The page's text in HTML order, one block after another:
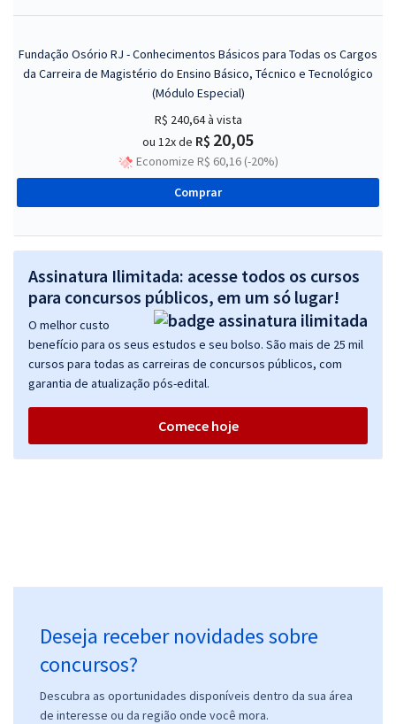
Fundação Osório RJ - Conhecimentos Básicos para Todas os Cargos
da Carreira de Magistério do Ensino Básico, Técnico e Tecnológico
(Módulo Especial)
R$ 240,64à vista
ou 12x de R$ 20,05
Economize R$ 60,16 (-20%)
Comprar
Assinatura Ilimitada: acesse todos os cursos
para concursos públicos, em um só lugar!
O melhor custo
benefício para os seus estudos e seu bolso. São mais de 25 mil
cursos para todas as carreiras de concursos públicos, com
garantia de atualização pós-edital.
Comece hoje
Deseja receber novidades sobre
concursos?
Descubra as oportunidades disponíveis dentro da sua área
de interesse ou da região onde você mora.